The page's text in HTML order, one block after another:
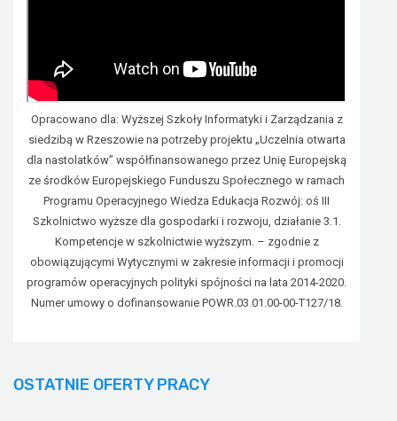
Opracowano dla: Wyższej Szkoły Informatyki i Zarządzania z
siedzibą w Rzeszowie na potrzeby projektu „Uczelnia otwarta
dla nastolatków” współfinansowanego przez Unię Europejską
ze środków Europejskiego Funduszu Społecznego w ramach
Programu Operacyjnego Wiedza Edukacja Rozwój: oś III
Szkolnictwo wyższe dla gospodarki i rozwoju, działanie 3.1.
Kompetencje w szkolnictwie wyższym. – zgodnie z
obowiązującymi Wytycznymi w zakresie informacji i promocji
programów operacyjnych polityki spójności na lata 2014-2020.
Numer umowy o dofinansowanie POWR.03.01.00-00-T127/18.
OSTATNIE OFERTY PRACY